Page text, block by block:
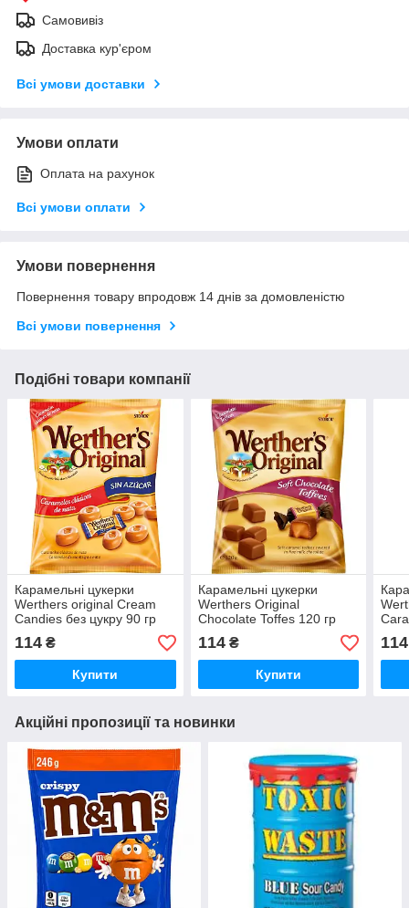
Самовивіз
Доставка кур'єром
Всі умови доставки
Умови оплати
Оплата на рахунок
Всі умови оплати
Умови повернення
Повернення товару впродовж 14 днів за домовленістю
Всі умови повернення
Подібні товари компанії
Карамельні цукерки
Werthers original Cream
Candies без цукру 90 гр
114 ₴
Купити
Карамельні цукерки
Werthers Original
Chocolate Toffes 120 гр
114₴
Купити
114
Акційні пропозиції та новинки